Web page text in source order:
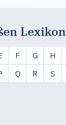
Lexikon
F G H
Q R S